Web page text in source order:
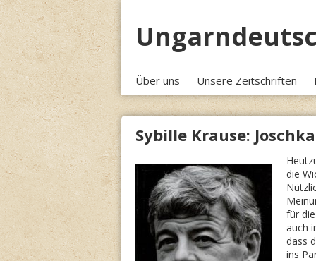
Skip
Über uns Unsere Zeitschriften
Sybille Krause:
die
für
auch
dass
ins